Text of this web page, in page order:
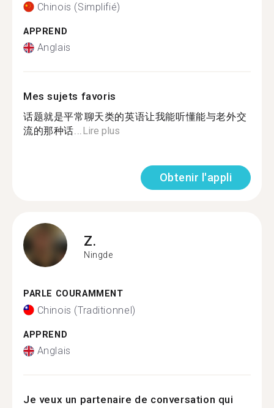
Chinois (Simplifié)
APPREND
Anglais
Mes sujets favoris
话题就是平常聊天类的英语让我能听懂能与老外交
流的那种话...Lire plus
Obtenir l'appli
Z.
Ningde
PARLE COURAMMENT
Chinois (Traditionnel)
APPREND
Anglais
Je veux un partenaire de conversation qui